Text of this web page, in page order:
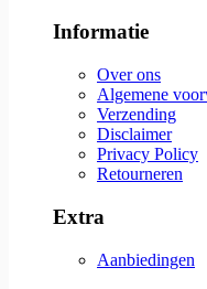
Informatie
Over ons
Algemene
Verzending
Disclaimer
Privacy Policy
Retourneren
Extra
Aanbiedingen